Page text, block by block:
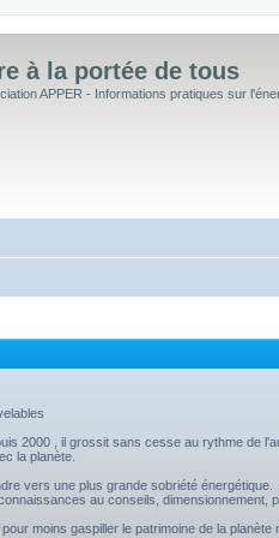
à la portée de tous
APPER - Informations pratiques sur
2000 , il grossit sans cesse au rythme de
la planète.
vers une plus grande sobriété énergétique.
au conseils, dimensionnement,
moins gaspiller le patrimoine de la